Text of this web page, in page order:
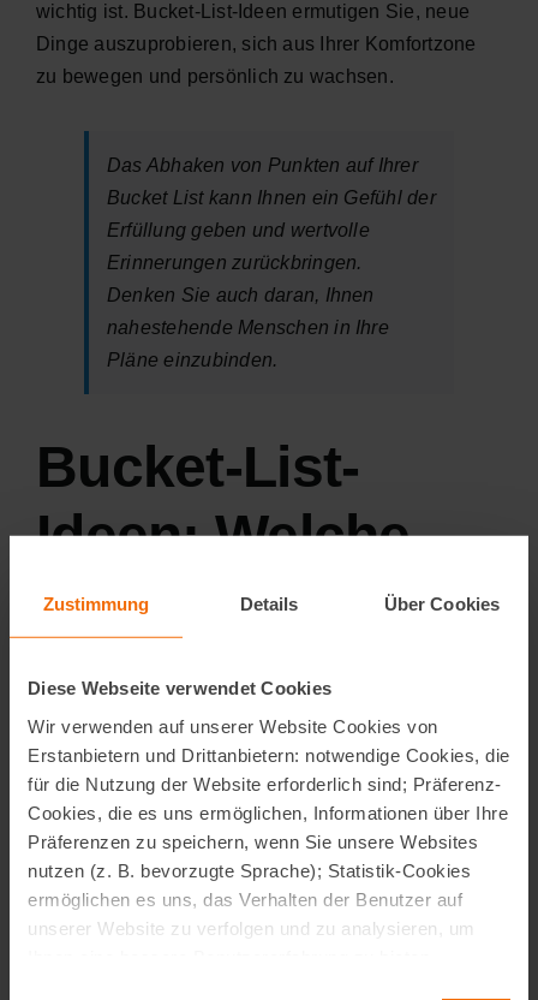
Zustimmung Details Über Cookies
Diese Webseite verwendet Cookies
Wir verwenden auf unserer Website Cookies von
Erstanbietern und Drittanbietern: notwendige Cookies, die
für die Nutzung der Website erforderlich sind; Präferenz-
Cookies, die es uns ermöglichen, Informationen über Ihre
Präferenzen zu speichern, wenn Sie unsere Websites
nutzen (z. B. bevorzugte Sprache); Statistik-Cookies
ermöglichen es uns, das Verhalten der Benutzer auf
unserer Website zu verfolgen und zu analysieren, um
wichtig ist. Bucket-List-Ideen ermutigen Sie, neue
Dinge auszuprobieren, sich aus Ihrer Komfortzone
zu bewegen und persönlich zu wachsen.
Das Abhaken von Punkten auf Ihrer
Bucket List kann Ihnen ein Gefühl der
Erfüllung geben und wertvolle
Erinnerungen zurückbringen.
Denken Sie auch daran, Ihnen
nahestehende Menschen in Ihre
Pläne einzubinden.
Bucket-List-
Ideen: Welche
Punkte könnten
auf Ihrer Bucket
List stehen?
Bei Bucket-List-Ideen gibt eskein Richtig oder
Falsch
. Wichtig ist, dass Sie sich darüber Gedanken
machen und das niederschreiben, was Sie noch im